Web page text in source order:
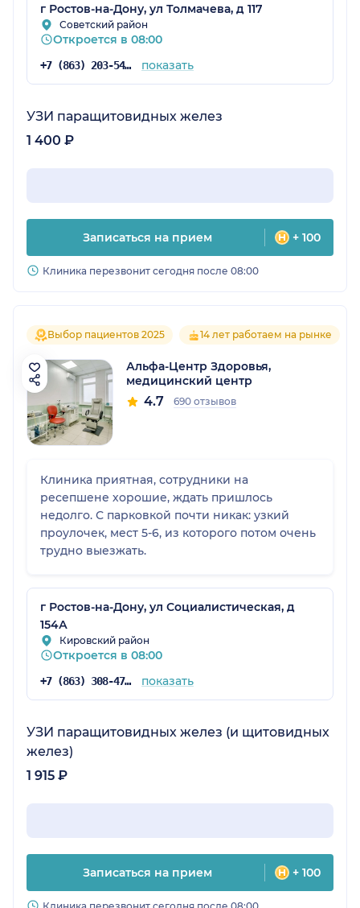
г Ростов-на-Дону, ул Толмачева, д 117
Советский район
Откроется в 08:00
+7 (863) 203-54-50 показать
УЗИ паращитовидных желез
1 400 ₽
Записаться на прием + 100
Клиника перезвонит сегодня после 08:00
Выбор пациентов 2025 14 лет работаем на рынке
Альфа-Центр Здоровья,
медицинский центр
4.7 690 отзывов
Клиника приятная, сотрудники на
ресепшене хорошие, ждать пришлось
недолго. С парковкой почти никак: узкий
проулочек, мест 5-6, из которого потом очень
трудно выезжать.
г Ростов-на-Дону, ул Социалистическая, д
154А
Кировский район
Откроется в 08:00
+7 (863) 308-47-39 показать
УЗИ паращитовидных желез (и щитовидных
желез)
1 915 ₽
Записаться на прием + 100